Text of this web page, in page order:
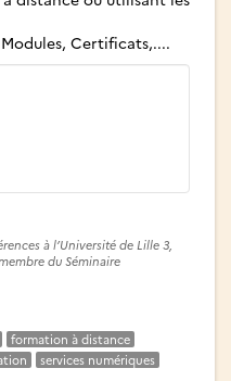
Certificats,....
à l’Université de Lille 3,
du Séminaire
formation à distance
services numériques